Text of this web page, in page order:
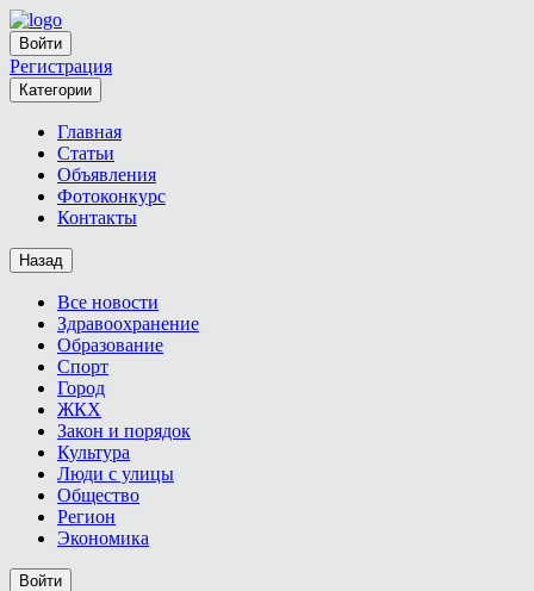
Войти
Регистрация
Категории
Главная
Статьи
Объявления
Фотоконкурс
Контакты
Назад
Все новости
Здравоохранение
Образование
Спорт
Город
ЖКХ
Закон и порядок
Культура
Люди с улицы
Общество
Регион
Экономика
Войти